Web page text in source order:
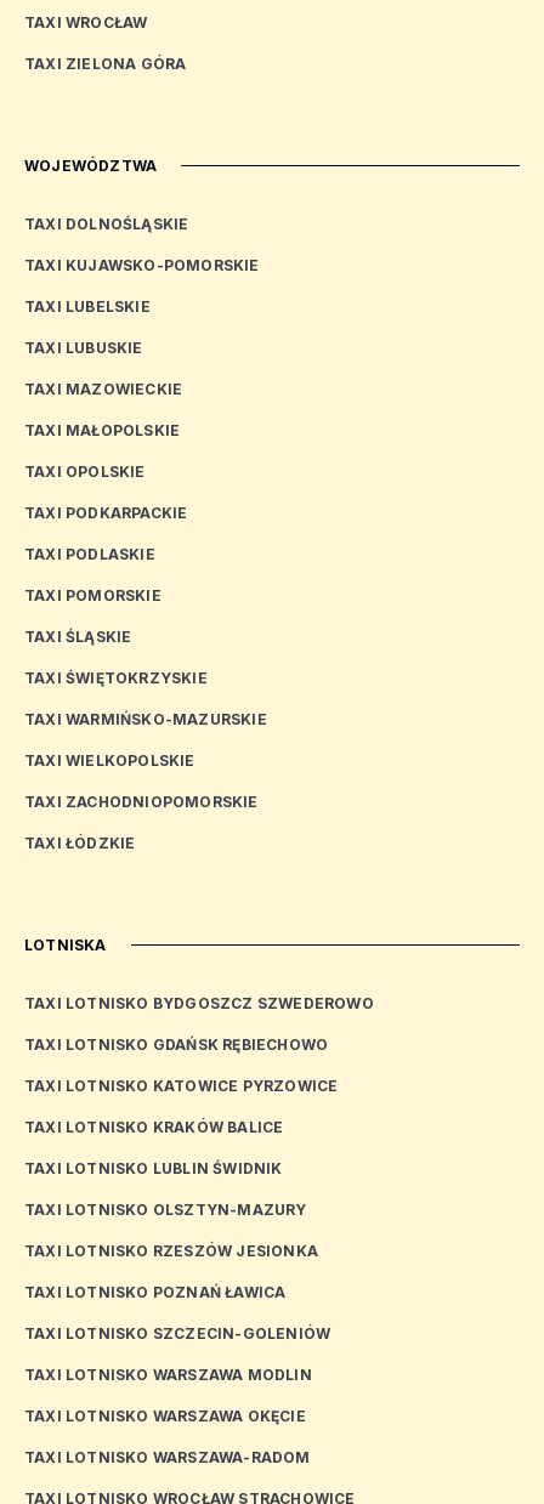
TAXI WROCŁAW
TAXI ZIELONA GÓRA
WOJEWÓDZTWA
TAXI DOLNOŚLĄSKIE
TAXI KUJAWSKO-POMORSKIE
TAXI LUBELSKIE
TAXI LUBUSKIE
TAXI MAZOWIECKIE
TAXI MAŁOPOLSKIE
TAXI OPOLSKIE
TAXI PODKARPACKIE
TAXI PODLASKIE
TAXI POMORSKIE
TAXI ŚLĄSKIE
TAXI ŚWIĘTOKRZYSKIE
TAXI WARMIŃSKO-MAZURSKIE
TAXI WIELKOPOLSKIE
TAXI ZACHODNIOPOMORSKIE
TAXI ŁÓDZKIE
LOTNISKA
TAXI LOTNISKO BYDGOSZCZ SZWEDEROWO
TAXI LOTNISKO GDAŃSK RĘBIECHOWO
TAXI LOTNISKO KATOWICE PYRZOWICE
TAXI LOTNISKO KRAKÓW BALICE
TAXI LOTNISKO LUBLIN ŚWIDNIK
TAXI LOTNISKO OLSZTYN-MAZURY
TAXI LOTNISKO RZESZÓW JESIONKA
TAXI LOTNISKO POZNAŃ ŁAWICA
TAXI LOTNISKO SZCZECIN-GOLENIÓW
TAXI LOTNISKO WARSZAWA MODLIN
TAXI LOTNISKO WARSZAWA OKĘCIE
TAXI LOTNISKO WARSZAWA-RADOM
TAXI LOTNISKO WROCŁAW STRACHOWICE